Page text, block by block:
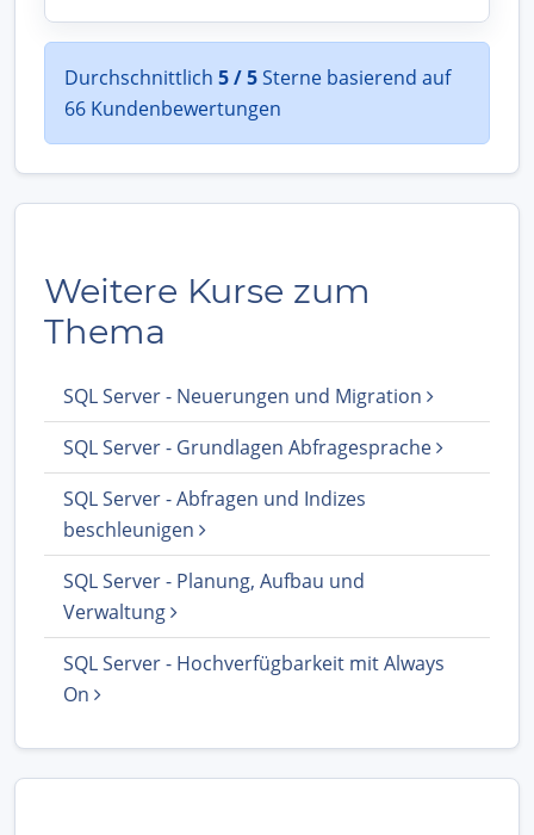
Durchschnittlich 5 / 5Sterne basierend auf
66 Kundenbewertungen
Weitere Kurse zum
Thema
SQL Server - Neuerungen und Migration
SQL Server - Grundlagen Abfragesprache
SQL Server - Abfragen und Indizes
beschleunigen
SQL Server - Planung, Aufbau und
Verwaltung
SQL Server - Hochverfügbarkeit mit Always
On